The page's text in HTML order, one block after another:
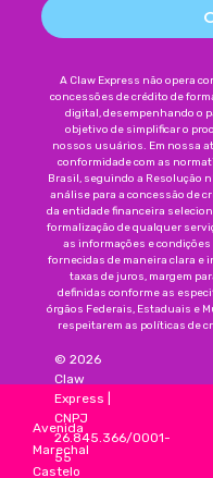
A Claw Express não opera
concessões de crédito de
digital, desempenhando o
objetivo de simplificar o
nossos usuários. Em nossa
conformidade com as
Brasil, seguindo a Resolução
análise para a concessão de
da entidade financeira
formalização de qualquer
as informações e
fornecidas de maneira clara e
taxas de juros, margem
definidas conforme as
órgãos Federais, Estaduais e
respeitarem as políticas de
Avenida
Marechal
Castelo
© 2026
Claw
Express
CNPJ
26.845.366/0001-
55